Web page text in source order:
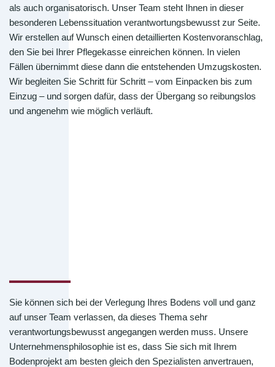
als auch organisatorisch. Unser Team steht Ihnen in dieser
besonderen Lebenssituation verantwortungsbewusst zur Seite.
Wir erstellen auf Wunsch einen detaillierten Kostenvoranschlag,
den Sie bei Ihrer Pflegekasse einreichen können. In vielen
Fällen übernimmt diese dann die entstehenden Umzugskosten.
Wir begleiten Sie Schritt für Schritt – vom Einpacken bis zum
Einzug – und sorgen dafür, dass der Übergang so reibungslos
und angenehm wie möglich verläuft.
Sie können sich bei der Verlegung Ihres Bodens voll und ganz
auf unser Team verlassen, da dieses Thema sehr
verantwortungsbewusst angegangen werden muss. Unsere
Unternehmensphilosophie ist es, dass Sie sich mit Ihrem
Bodenprojekt am besten gleich den Spezialisten anvertrauen,